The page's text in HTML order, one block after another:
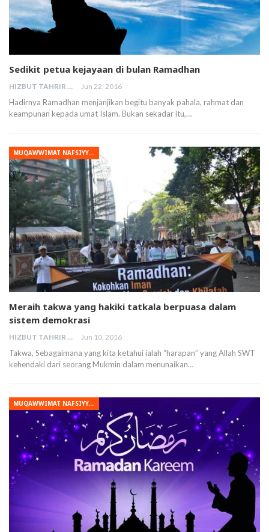
Sedikit petua kejayaan di bulan Ramadhan
HIZBUT TAHRIR MALAYSIA Jun 22, 2016
Hadirnya Ramadhan menjanjikan begitu banyak pahala, rahmat dan
keampunan kepada umat Islam. Bukan sekadar itu,…
MUQAWWIMAT NAFSIYYAH
Meraih takwa yang hakiki tatkala berpuasa dalam
sistem demokrasi
HIZBUT TAHRIR MALAYSIA Jun 10, 2016
Takwa, Sebagaimana yang kita ketahui ialah “harapan” yang Allah SWT
kehendaki dari seorang Mukmin dalam menunaikan…
MUQAWWIMAT NAFSIYYAH